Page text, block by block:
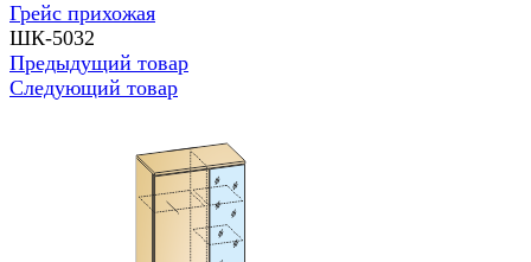
Грейс прихожая
ШК-5032
Предыдущий товар
Следующий товар